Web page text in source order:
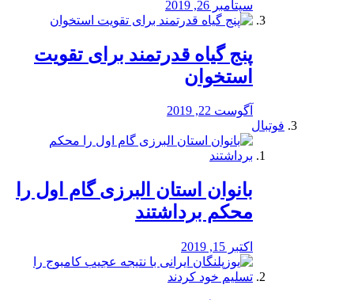
سپتامبر 26, 2019
پنج گیاه قدرتمند برای تقویت
استخوان
آگوست 22, 2019
فوتبال
بانوان استان البرزی گام اول را
محكم برداشتند
اکتبر 15, 2019